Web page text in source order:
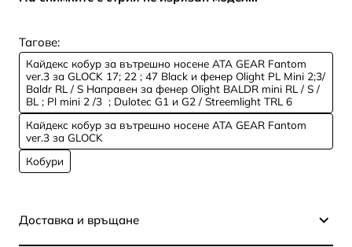
Тагове:
Кайдекс кобур за вътрешно носене ATA GEAR Fantom
ver.3 за GLOCK 17; 22 ; 47 Black и фенер Olight PL Mini 2;3/
Baldr RL / S Направен за фенер Olight BALDR mini RL / S /
BL ; Pl mini 2 /3 ; Dulotec G1 и G2 / Streemlight TRL 6
Кайдекс кобур за вътрешно носене ATA GEAR Fantom
ver.3 за GLOCK
Кобури
Доставка и връщане